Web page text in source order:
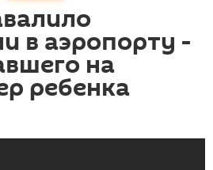
в аэропорту -
на
ребенка